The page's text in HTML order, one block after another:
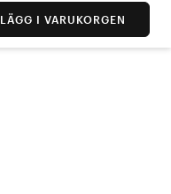
LÄGG I VARUKORGEN